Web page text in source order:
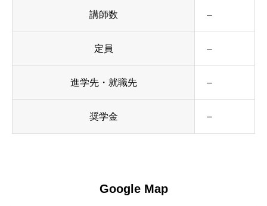
講師数 –
定員 –
進学先・就職先 –
奨学金 –
Google Map